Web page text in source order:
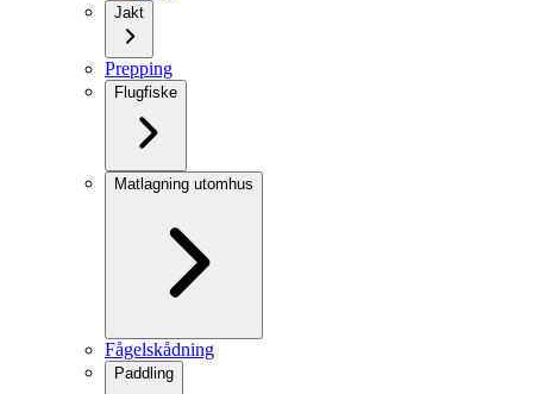
Jakt
Prepping
Flugfiske
Matlagning utomhus
Fågelskådning
Paddling